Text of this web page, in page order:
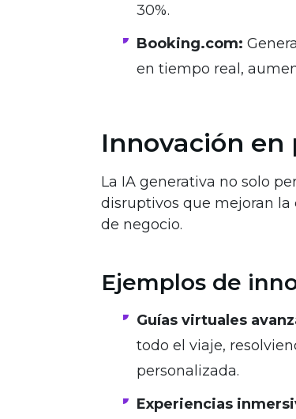
30%.
Booking.com:
en tiempo real,
Innovación en
La IA generativa no solo
disruptivos que mejoran
de negocio.
Ejemplos de
Guías virtuales
todo el viaje,
personalizada.
Experiencias